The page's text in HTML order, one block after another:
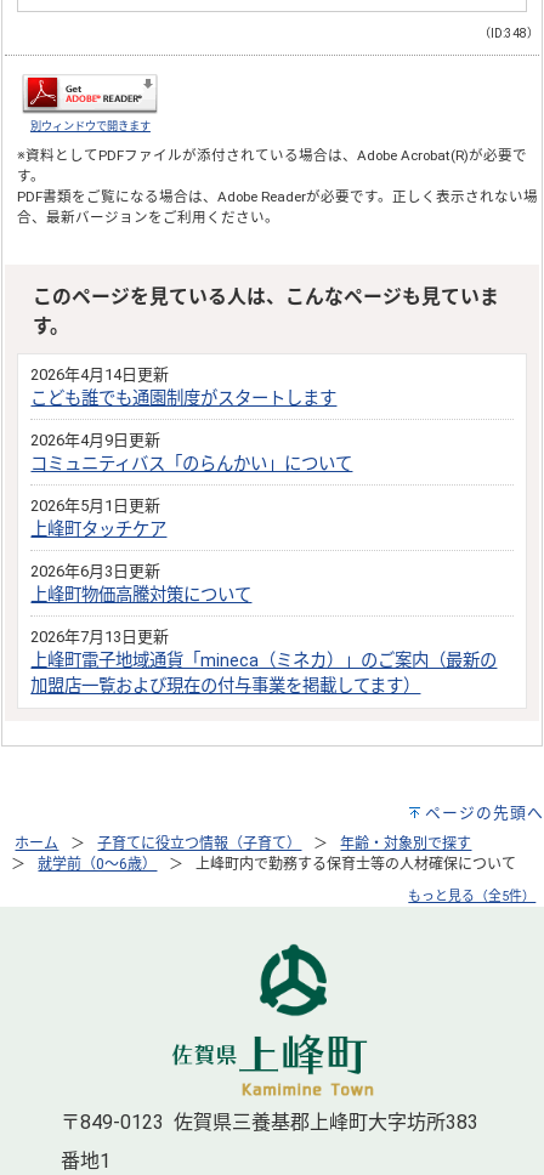
（ID:348）
別ウィンドウで開きます
※資料としてPDFファイルが添付されている場合は、Adobe Acrobat(R)が必要で
す。
PDF書類をご覧になる場合は、Adobe Readerが必要です。正しく表示されない場
合、最新バージョンをご利用ください。
このページを見ている人は、こんなページも見ていま
す。
2026年4月14日更新
こども誰でも通園制度がスタートします
2026年4月9日更新
コミュニティバス「のらんかい」について
2026年5月1日更新
上峰町タッチケア
2026年6月3日更新
上峰町物価高騰対策について
2026年7月13日更新
上峰町電子地域通貨「mineca（ミネカ）」のご案内（最新の
加盟店一覧および現在の付与事業を掲載してます）
ページの先頭へ
ホーム 子育てに役立つ情報（子育て）
年齢・対象別で探す
就学前（0～6歳）
上峰町内で勤務する保育士等の人材確保について
もっと見る（全5件）
〒849-0123 佐賀県三養基郡上峰町大字坊所383
番地1